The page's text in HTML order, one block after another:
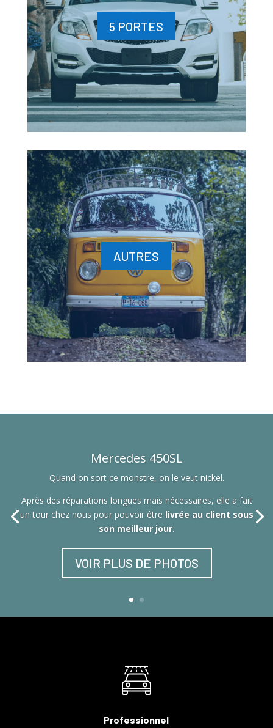
5 PORTES
AUTRES
Mercedes 450SL
Quand on sort ce monstre, on le veut nickel.
Après des réparations longues mais nécessaires, elle a fait
un tour chez nous pour pouvoir être livrée au client sous
son meilleur jour.
VOIR PLUS DE PHOTOS
Professionnel